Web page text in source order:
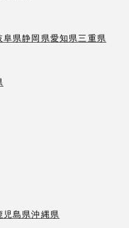
阜県静岡県愛知県三重県
児島県沖縄県